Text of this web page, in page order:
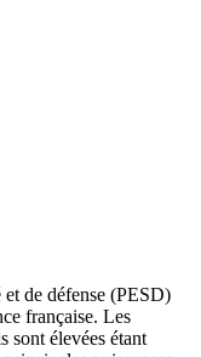
de défense (PESD)
française. Les
sont élevées étant